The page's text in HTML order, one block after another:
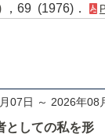
，69 (1976)．
07日 ～ 2026年08
としての私を形